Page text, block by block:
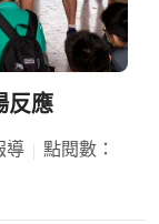
反應
導
點閱數：